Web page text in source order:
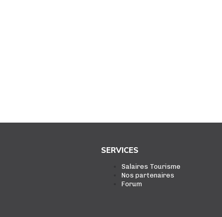
SERVICES
Salaires Tourisme
Nos partenaires
Forum